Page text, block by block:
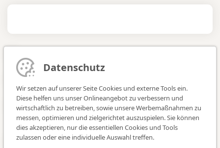
Ich stimme den
Ich habe meine Anmeldung mit meiner Führungskraft
abgestimmt. *
Ich bin damit einverstanden, dass Sie mich über weitere
Datenschutz
Wir setzen auf unserer Seite Cookies und externe Tools ein.
Diese helfen uns unser Onlineangebot zu verbessern und
wirtschaftlich zu betreiben, sowie unsere Werbemaßnahmen zu
messen, optimieren und zielgerichtet auszuspielen. Sie können
dies akzeptieren, nur die essentiellen Cookies und Tools
zulassen oder eine individuelle Auswahl treffen.